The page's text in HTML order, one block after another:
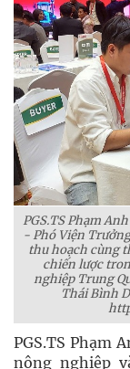
PGS.TS Phạm
- Phó Viện
thu hoạch cùng
chiến lược
nghiệp Trung
Thái Bình
PGS.TS Phạm
nông nghiệp